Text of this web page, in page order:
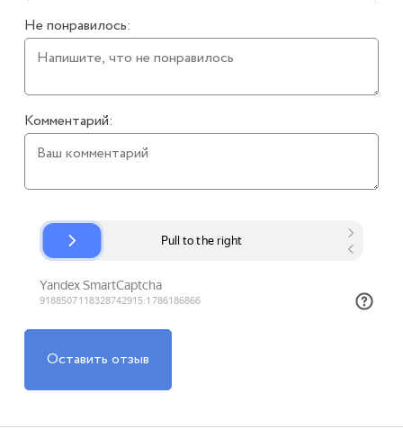
Не понравилось:
Комментарий:
Оставить отзыв